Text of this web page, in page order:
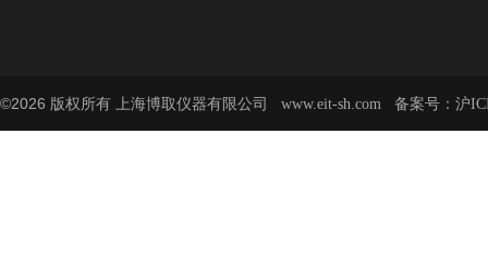
©2026 版权所有 上海博取仪器有限公司 www.eit-sh.com 备案号： 沪